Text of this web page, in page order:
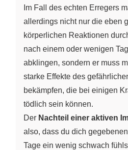
Im Fall des echten Erregers
allerdings nicht nur die eben
körperlichen Reaktionen
nach einem oder wenigen
abklingen, sondern er muss
starke Effekte des
bekämpfen, die bei einigen
tödlich sein können.
Der Nachteil einer aktiven
also, dass du dich
Tage ein wenig schwach